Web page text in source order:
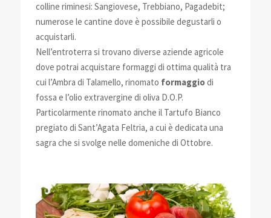
colline riminesi: Sangiovese, Trebbiano, Pagadebit;
numerose le cantine dove è possibile degustarli o
acquistarli.
Nell’entroterra si trovano diverse aziende agricole
dove potrai acquistare formaggi di ottima qualità tra
cui l’Ambra di Talamello, rinomato formaggiodi
fossa e l’olio extravergine di oliva D.O.P.
Particolarmente rinomato anche il Tartufo Bianco
pregiato di Sant’Agata Feltria, a cui è dedicata una
sagra che si svolge nelle domeniche di Ottobre.